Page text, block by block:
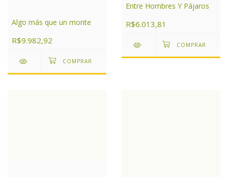
Algo más que un monte
R$9.982,92
Entre Hombres Y Pájaros
R$6.013,81